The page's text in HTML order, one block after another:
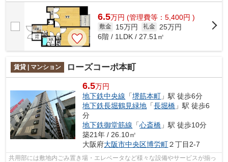
きるお部屋探し品質であなたの理想のお部...
6.5万円 (管理費等：5,400円 )
敷金 15万円 礼金
25万円
6階 / 1LDK / 27.51㎡
賃貸 | マンション ローズコーポ本町
6.5万円
地下鉄中央線 「堺筋本町 」駅 徒歩6分
地下鉄長堀鶴見緑地 「長堀橋 」駅 徒歩6
分
地下鉄御堂筋線 「心斎橋 」駅 徒歩10分
築21年 / 26.10㎡
大阪府大阪市中央区博労町２丁目2-7
共用部には敷地内ごみ置き場・エレベータなど様々な設備やサービスが揃っ